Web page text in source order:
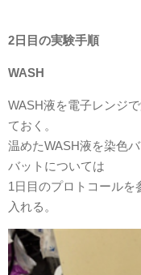
2日目の実験手順
WASH
WASH液を電子レンジ
ておく。
温めたWASH液を染色
バットについては
1日目のプロトコール
入れる。